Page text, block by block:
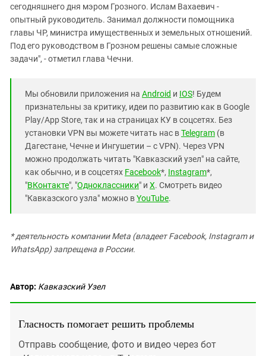
сегодняшнего дня мэром Грозного. Ислам Вахаевич -
опытный руководитель. Занимал должности помощника
главы ЧР, министра имущественных и земельных отношений.
Под его руководством в Грозном решены самые сложные
задачи", - отметил глава Чечни.
Мы обновили приложения на Android и IOS! Будем
признательны за критику, идеи по развитию как в Google
Play/App Store, так и на страницах КУ в соцсетях. Без
установки VPN вы можете читать нас вTelegram (в
Дагестане, Чечне и Ингушетии – с VPN). Через VPN
можно продолжать читать "Кавказский узел" на сайте,
как обычно, и в соцсетях Facebook*, Instagram*,
"ВКонтакте", "Одноклассники" и X. Смотреть видео
"Кавказского узла" можно вYouTube.
* деятельность компании Meta (владеет Facebook, Instagram и
WhatsApp) запрещена в России.
Автор: Кавказский Узел
Гласность помогает решить проблемы
Отправь сообщение, фото и видео через бот